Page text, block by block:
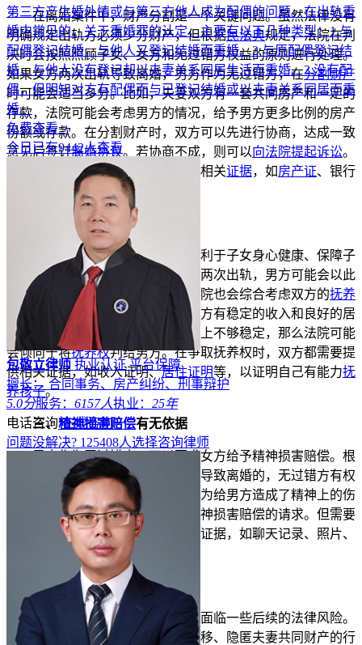
在离婚案件中，财产分割是一个关键问题。虽然法律没有
明确规定出轨方必须少分财产，但根据民法典规定，法院在判
决时会按照照顾子女、女方和无过错方权益的原则进行处理。
如果女方两次出轨导致离婚，男方作为无过错方，在分割财产
时可能会适当多分。比如，夫妻双方有一套共同房产和一定的
存款，法院可能会考虑男方的情况，给予男方更多比例的房产
份额或存款。在分割财产时，双方可以先进行协商，达成一致
意见后签订离婚协议。若协商不成，则可以向法院提起诉讼。
时，需要提供 夫妻共同财产 的相关证据，如房产证、银行
存款明细等。
二、子女抚养权归属
子女抚养权的判定主要是从有利于子女身心健康、保障子
女合法权益的角度出发。如果女方两次出轨，男方可能会以此
作为
争取抚养权 的理由。不过，法院也会综合考虑双方的抚养
能力、抚养条件等因素。例如，男方有稳定的收入和良好的居
住环境，而女方因出轨可能在生活上不够稳定，那么法院可能
会倾向于将抚养权判给男方。在争取抚养权时，双方都需要提
供相关证据，如收入证明、居住证明等，以证明自己有能力抚
养孩子。
三、精神损害赔偿有无依据
男方作为无过错方，可以要求女方给予精神损害赔偿。根
据法律规定，有配偶者与他人
导致离婚的，无过错方有权
损害赔偿 。女方两次出轨的行为给男方造成了精神上的伤
害，男方可以在离婚诉讼
中提出精神损害赔偿的请求。但需要
注意的是，男方要提供女方出轨
的证据，如聊天记录、照片、
视频等，以证明女方存在过错。
四、后续法律风险有哪些
除了上述问题，女方可能还会面临一些后续的法律风险。
比如，如果女方在婚姻期间存在转移、隐匿夫妻共同财产的行
第三方产生婚外情或与第三方他人成为配偶的问题。在出轨重
婚中常见的，关于重婚罪的认定，主要有以下几种类型：1.与
配偶登记结婚，与他人又登记结婚而重婚。2.与原配偶登记结
婚，与他人没有登记却以夫妻关系同居生活而重婚。3.没有配
偶，但明知对方有配偶而与已登记结婚或以夫妻关系同居而重
婚。
免费查看 >
今日已有9442人查看
包敬立律师 执业认证 平台保障
擅长： 合同事务、房产纠纷、刑事辩护
5.0分服务： 6157人执业： 25年
电话咨询 在线咨询
问题没解决? 125408人选择咨询律师